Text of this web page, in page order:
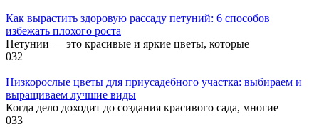
Как вырастить здоровую рассаду петуний: 6 способов
избежать плохого роста
Петунии — это красивые и яркие цветы, которые
032
Низкорослые цветы для приусадебного участка: выбираем и
выращиваем лучшие виды
Когда дело доходит до создания красивого сада, многие
033